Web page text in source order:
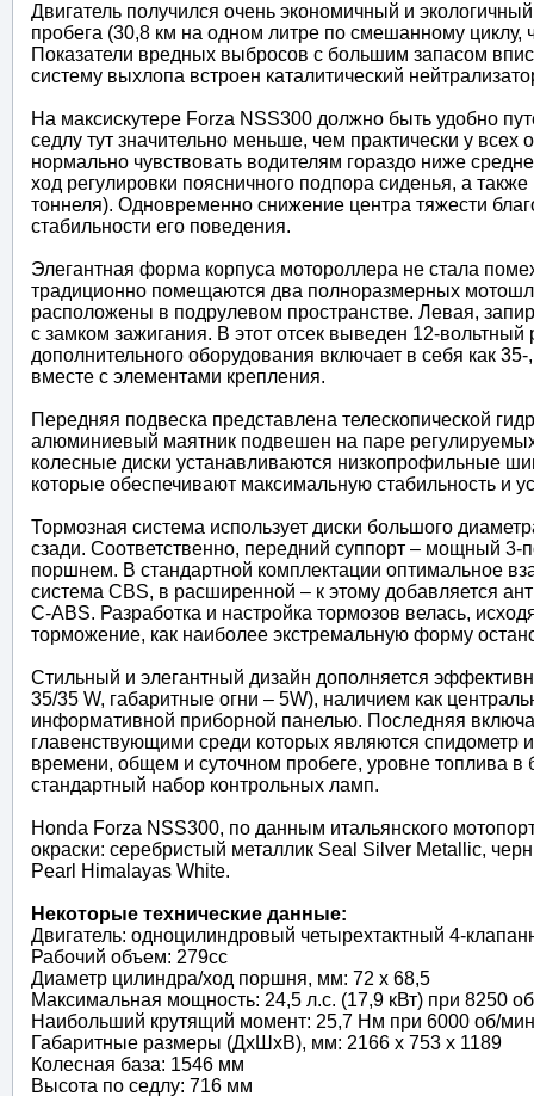
Двигатель получился очень экономичный и
пробега (30,8 км на одном литре по смешанному циклу,
Показатели вредных выбросов с большим запасом
систему выхлопа встроен каталитический
На максискутере Forza NSS300 должно быть удобно
седлу тут значительно меньше, чем практически у
нормально чувствовать водителям гораздо ниже
ход регулировки поясничного подпора сиденья, а
тоннеля). Одновременно снижение центра тяжести
стабильности его поведения.
Элегантная форма корпуса мотороллера не стала
традиционно помещаются два полноразмерных
расположены в подрулевом пространстве. Левая,
с замком зажигания. В этот отсек выведен 12-
дополнительного оборудования включает в себя как
вместе с элементами крепления.
Передняя подвеска представлена телескопической
алюминиевый маятник подвешен на паре
колесные диски устанавливаются низкопрофильные
которые обеспечивают максимальную стабильность и
Тормозная система использует диски большого
сзади. Соответственно, передний суппорт – мощный
поршнем. В стандартной комплектации оптимальное
система CBS, в расширенной – к этому добавляется
C-ABS. Разработка и настройка тормозов велась,
торможение, как наиболее экстремальную форму
Стильный и элегантный дизайн дополняется
35/35 W, габаритные огни – 5W), наличием как
информативной приборной панелью. Последняя
главенствующими среди которых являются спидометр
времени, общем и суточном пробеге, уровне топлива
стандартный набор контрольных ламп.
Honda Forza NSS300, по данным итальянского
окраски: серебристый металлик Seal Silver Metallic,
Pearl Himalayas White.
Некоторые технические данные:
Двигатель: одноцилиндровый четырехтактный 4-
Рабочий объем: 279сс
Диаметр цилиндра/ход поршня, мм: 72 х 68,5
Максимальная мощность: 24,5 л.с. (17,9 кВт) при 8250
Наибольший крутящий момент: 25,7 Нм при 6000 об/мин
Габаритные размеры (ДхШхВ), мм: 2166 х 753 х 1189
Колесная база: 1546 мм
Высота по седлу: 716 мм